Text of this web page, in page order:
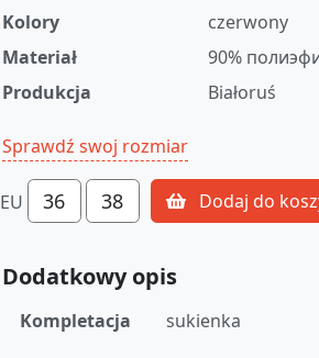
Kolory
czerwony
Materiał
90%
Produkcja
Białoruś
Sprawdź swoj rozmiar
EU 36 38 Dodaj do
Dodatkowy opis
Kompletacja sukienka